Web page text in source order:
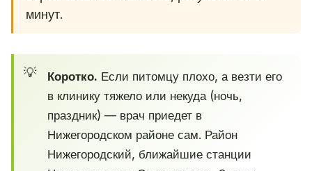
минут.
Коротко. Если питомцу плохо, а везти его
в клинику тяжело или некуда (ночь,
праздник) — врач приедет в
Нижегородском районе сам. Район
Нижегородский, ближайшие станции